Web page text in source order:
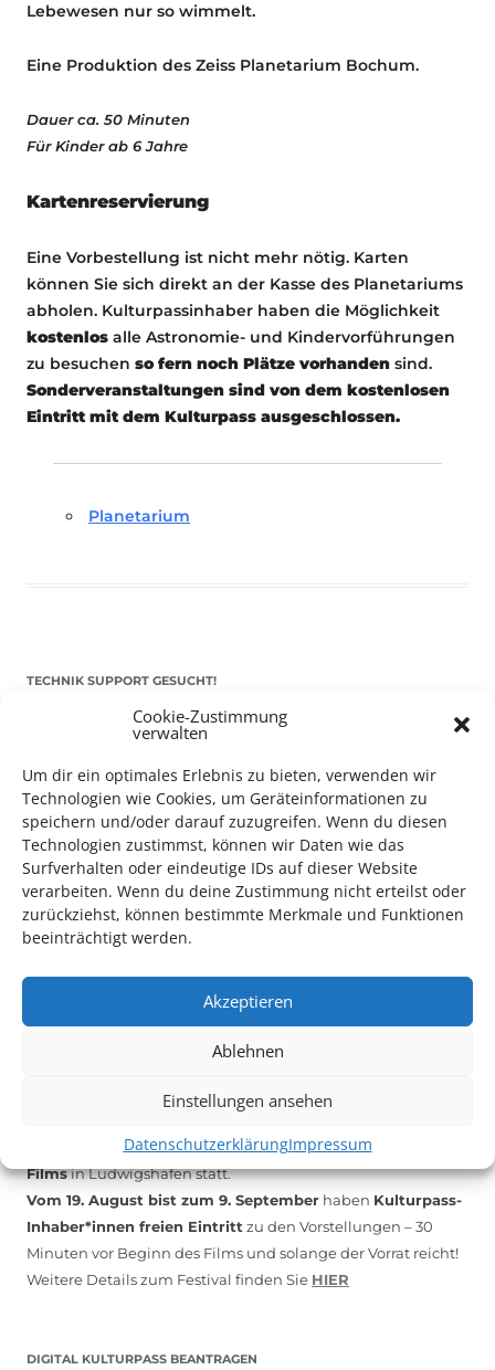
Cookie-Zustimmung
verwalten
Um dir ein optimales Erlebnis zu bieten, verwenden wir
Technologien wie Cookies, um Geräteinformationen zu
speichern und/oder darauf zuzugreifen. Wenn du diesen
Technologien zustimmst, können wir Daten wie das
Surfverhalten oder eindeutige IDs auf dieser Website
verarbeiten. Wenn du deine Zustimmung nicht erteilst oder
zurückziehst, können bestimmte Merkmale und Funktionen
beeinträchtigt werden.
Akzeptieren
Ablehnen
Einstellungen ansehen
DatenschutzerklärungImpressum
Lebewesen nur so wimmelt.
Eine Produktion des Zeiss Planetarium Bochum.
Dauer ca. 50 Minuten
Für Kinder ab 6 Jahre
Kartenreservierung
Eine Vorbestellung ist nicht mehr nötig. Karten
können Sie sich direkt an der Kasse des Planetariums
abholen. Kulturpassinhaber haben die Möglichkeit
kostenlos alle Astronomie- und Kindervorführungen
zu besuchen so fern noch Plätze vorhanden sind.
Sonderveranstaltungen sind von dem kostenlosen
Eintritt mit dem Kulturpass ausgeschlossen.
Planetarium
TECHNIK SUPPORT GESUCHT!
Das Kulturparkett freut sich stets über
melden Sie sich unterinfo@kulturparkett-rhein-neckar.de
*KULTURTIPP SOMMERPAUSE: FESTIVAL DES DEUTSCHEN FILMS*
Auch dieses Jahr findet wieder dasFestival des deutschen
Filmsin Ludwigshafen statt.
Vom 19. August bist zum 9. September haben Kulturpass-
Inhaber*innen freien Eintritt zu den Vorstellungen – 30
Minuten vor Beginn des Films und solange der Vorrat reicht!
Weitere Details zum Festival finden Sie HIER
DIGITAL KULTURPASS BEANTRAGEN